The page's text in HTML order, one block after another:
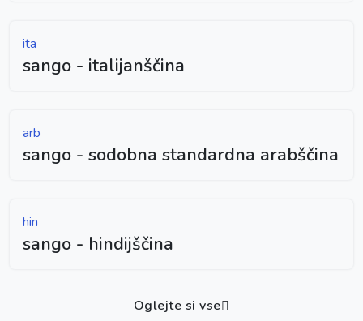
ita
sango - italijanščina
arb
sango - sodobna standardna arabščina
hin
sango - hindijščina
Oglejte si vse